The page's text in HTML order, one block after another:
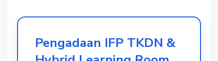
Pengadaan IFP TKDN &